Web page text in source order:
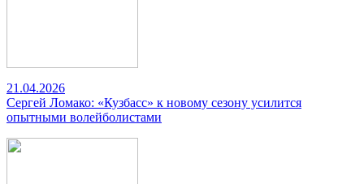
21.04.2026
Сергей Ломако: «Кузбасс» к новому сезону усилится
опытными волейболистами